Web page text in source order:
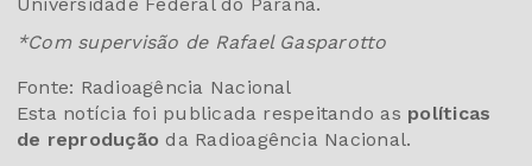
*Com supervisão de Rafael Gasparotto
Fonte: Radioagência Nacional
Esta notícia foi publicada respeitando as políticas
de reprodução da Radioagência Nacional.